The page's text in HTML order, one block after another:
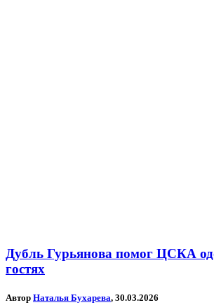
Дубль Гурьянова помог ЦСКА
гостях
Автор Наталья Бухарева, 30.03.2026